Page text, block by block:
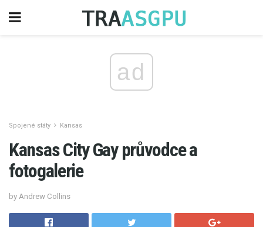
ad
Spojené státy Kansas
Kansas City Gay průvodce a
fotogalerie
by Andrew Collins